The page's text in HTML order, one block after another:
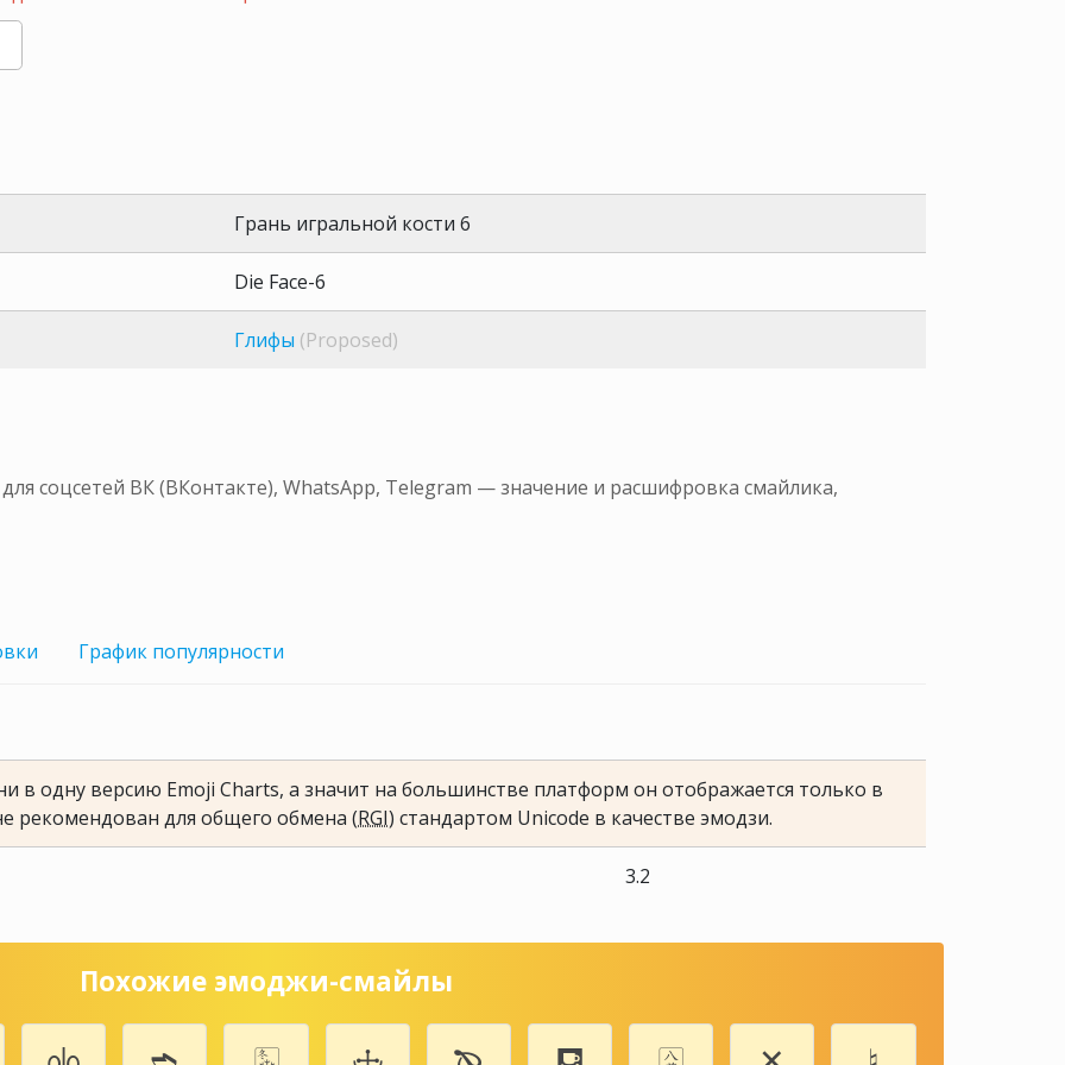
Грань игральной кости 6
Die Face-6
Глифы (Proposed)
соцсетей ВК (ВКонтакте), WhatsApp, Telegram — значение и расшифровка смайлика,
График популярности
в одну версию Emoji Charts, а значит на большинстве платформ он отображается только в
рекомендован для общего обмена (RGI) стандартом Unicode в качестве эмодзи.
3.2
Похожие эмоджи-смайлы